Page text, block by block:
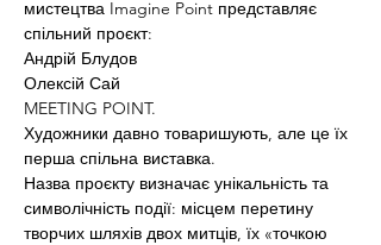
мистецтва Imagine Point представляє
спільний проєкт:
Андрій Блудов
Олексій Сай
MEETING POINT.
Художники давно товаришують, але це їх
перша спільна виставка.
Назва проєкту визначає унікальність та
символічність події: місцем перетину
творчих шляхів двох митців, їх «точкою